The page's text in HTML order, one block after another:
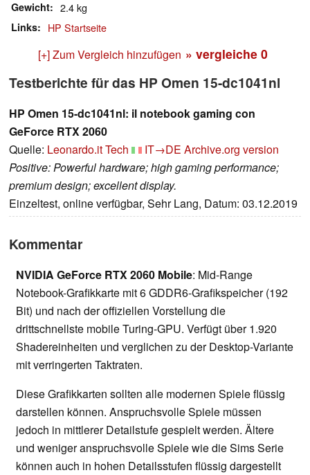
Gewicht 2.4 kg
Links HP Startseite
[+] Zum Vergleich hinzufügen » vergleiche 0
Testberichte für das HP Omen 15-dc1041nl
HP Omen 15-dc1041nl: il notebook gaming con
GeForce RTX 2060
Quelle: Leonardo.it Tech IT→DE Archive.org version
Positive: Powerful hardware; high gaming performance;
premium design; excellent display.
Einzeltest, online verfügbar, Sehr Lang, Datum: 03.12.2019
Kommentar
NVIDIA GeForce RTX 2060 Mobile: Mid-Range
Notebook-Grafikkarte mit 6 GDDR6-Grafikspeicher (192
Bit) und nach der offiziellen Vorstellung die
drittschnellste mobile Turing-GPU. Verfügt über 1.920
Shadereinheiten und verglichen zu der Desktop-Variante
mit verringerten Taktraten.
Diese Grafikkarten sollten alle modernen Spiele flüssig
darstellen können. Anspruchsvolle Spiele müssen
jedoch in mittlerer Detailstufe gespielt werden. Ältere
und weniger anspruchsvolle Spiele wie die Sims Serie
können auch in hohen Detailsstufen flüssig dargestellt